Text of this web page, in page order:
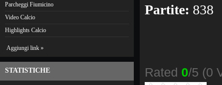
Parcheggi Fiumicino
Video Calcio
Highlights Calcio
Aggiungi link »
STATISTICHE
Partite: 838
Rated 0/5 (0